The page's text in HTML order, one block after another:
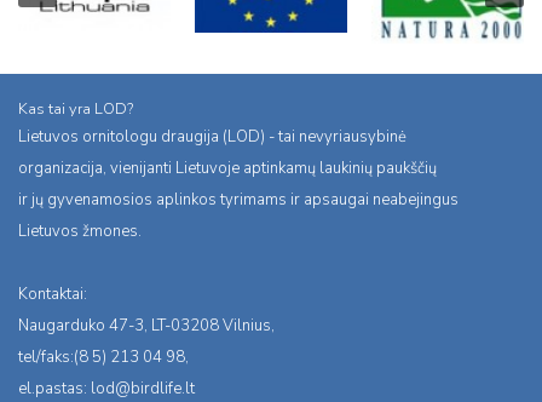
Kas tai yra LOD?
Lietuvos ornitologu draugija (LOD) - tai nevyriausybinė
organizacija, vienijanti Lietuvoje aptinkamų laukinių paukščių
ir jų gyvenamosios aplinkos tyrimams ir apsaugai neabejingus
Lietuvos žmones.
Kontaktai:
Naugarduko 47-3, LT-03208 Vilnius,
tel/faks:(8 5) 213 04 98,
el.pastas: lod@birdlife.lt